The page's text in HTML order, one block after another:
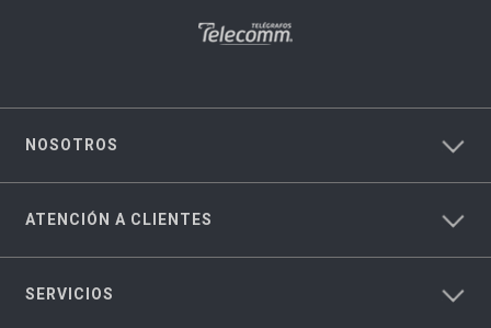
NOSOTROS
ATENCIÓN A CLIENTES
SERVICIOS